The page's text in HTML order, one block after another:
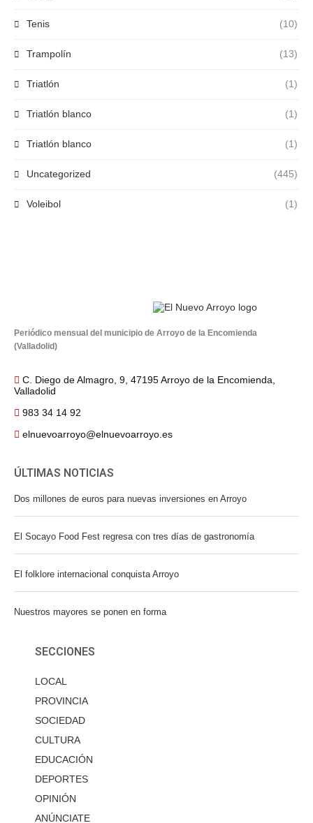
Tenis (10)
Trampolín (13)
Triatlón (1)
Triatlón blanco (1)
Triatlón blanco (1)
Uncategorized (445)
Voleibol (1)
Periódico mensual del municipio de Arroyo de la Encomienda
(Valladolid)
C. Diego de Almagro, 9, 47195 Arroyo de la Encomienda,
Valladolid
983 34 14 92
elnuevoarroyo@elnuevoarroyo.es
ÚLTIMAS NOTICIAS
Dos millones de euros para nuevas inversiones en Arroyo
El Socayo Food Fest regresa con tres días de gastronomía
El folklore internacional conquista Arroyo
Nuestros mayores se ponen en forma
SECCIONES
LOCAL
PROVINCIA
SOCIEDAD
CULTURA
EDUCACIÓN
DEPORTES
OPINIÓN
ANÚNCIATE